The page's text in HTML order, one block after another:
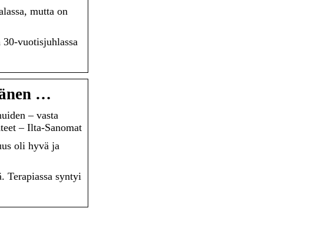
mutta on
vuotisjuhlassa
…
– vasta
– Ilta-Sanomat
oli hyvä ja
Terapiassa syntyi